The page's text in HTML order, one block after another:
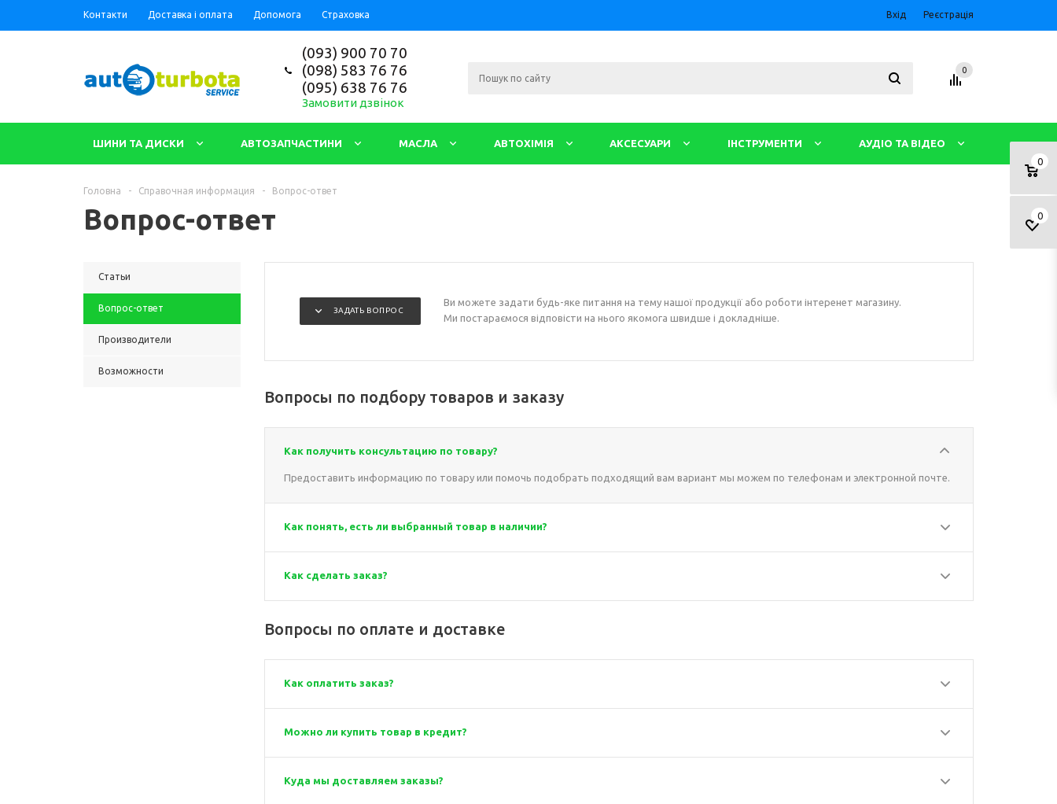
Контакти Доставка і оплата Допомога Страховка Вхід Реєстрація
(093) 900 70 70
(098) 583 76 76
(095) 638 76 76
Замовити дзвінок
0
0
0
ШИНИ ТА ДИСКИ АВТОЗАПЧАСТИНИ МАСЛА АВТОХІМІЯ АКСЕСУАРИ ІНСТРУМЕНТИ АУДІО ТА ВІДЕО
Головна - Справочная информация - Вопрос-ответ
Вопрос-ответ
Статьи
Вопрос-ответ
Производители
Возможности
ЗАДАТЬ ВОПРОС
Ви можете задати будь-яке питання на тему нашої продукції або роботи інтеренет магазину.
Ми постараємося відповісти на нього якомога швидше і докладніше.
Вопросы по подбору товаров и заказу
Как получить консультацию по товару?
Предоставить информацию по товару или помочь подобрать подходящий вам вариант мы можем по телефонам и электронной почте.
Как понять, есть ли выбранный товар в наличии?
Как сделать заказ?
Вопросы по оплате и доставке
Как оплатить заказ?
Можно ли купить товар в кредит?
Куда мы доставляем заказы?